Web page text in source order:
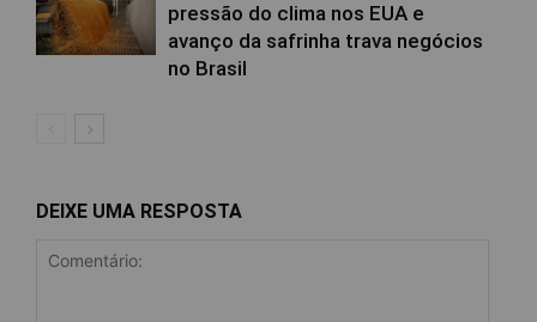
pressão do clima nos EUA e
avanço da safrinha trava negócios
no Brasil
DEIXE UMA RESPOSTA